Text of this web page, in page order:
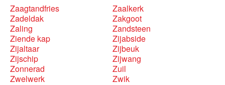
Zaagtandfries
Zaalkerk
Zadeldak
Zakgoot
Zaling
Zandsteen
Ziende kap
Zijabside
Zijaltaar
Zijbeuk
Zijschip
Zijwang
Zonnerad
Zuil
Zwelwerk
Zwik